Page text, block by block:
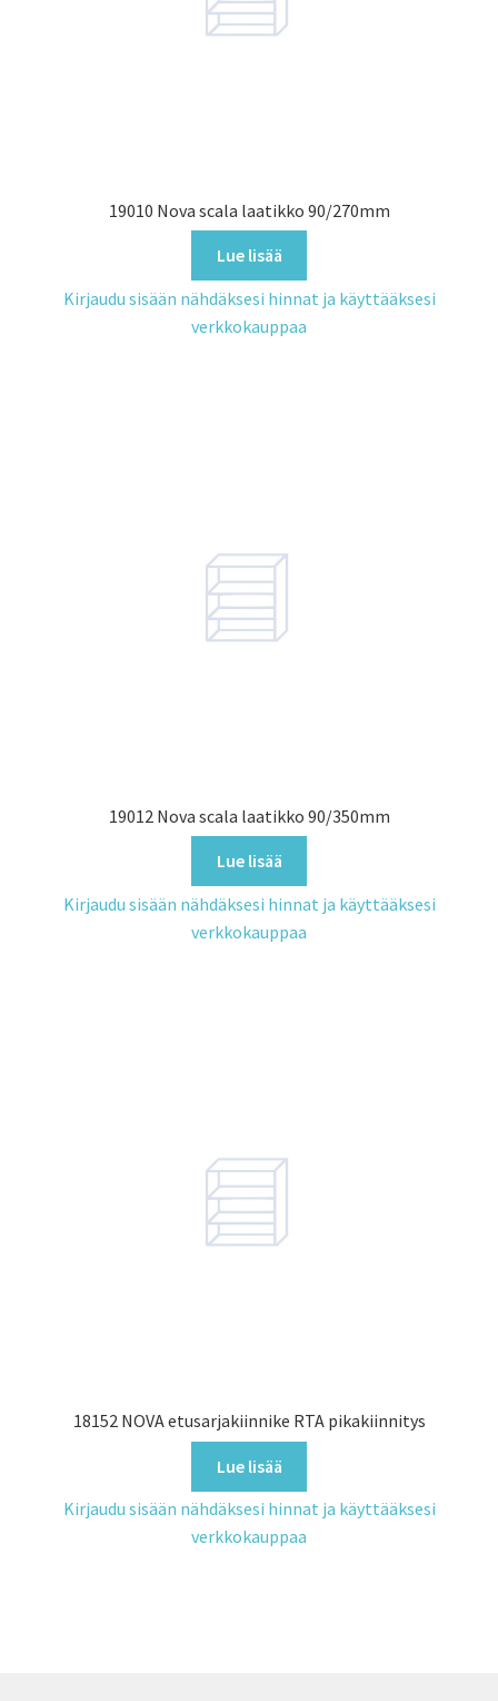
19010 Nova scala laatikko 90/270mm
Lue lisää
Kirjaudu sisään nähdäksesi hinnat ja käyttääksesi
verkkokauppaa
19012 Nova scala laatikko 90/350mm
Lue lisää
Kirjaudu sisään nähdäksesi hinnat ja käyttääksesi
verkkokauppaa
18152 NOVA etusarjakiinnike RTA pikakiinnitys
Lue lisää
Kirjaudu sisään nähdäksesi hinnat ja käyttääksesi
verkkokauppaa